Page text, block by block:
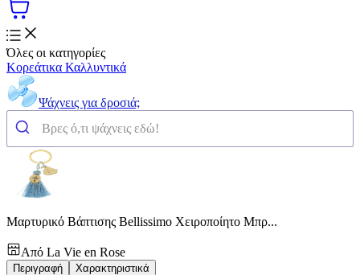
Όλες οι κατηγορίες
Κορεάτικα Καλλυντικά
Ψάχνεις για δροσιά;
Μαρτυρικό Βάπτισης Bellissimo Χειροποίητο Μπρ...
Από La Vie en Rose
Περιγραφή Χαρακτηριστικά